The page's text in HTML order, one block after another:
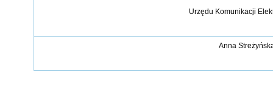
Urzędu Komunikacji
Anna